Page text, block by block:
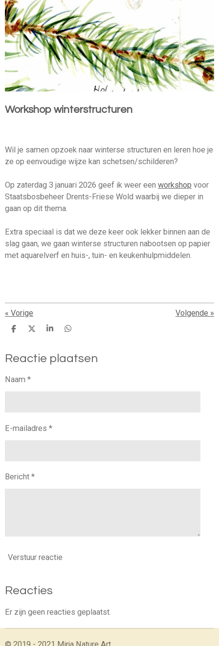
Workshop winterstructuren
Wil je samen opzoek naar winterse structuren en leren hoe je
ze op eenvoudige wijze kan schetsen/schilderen?
Op zaterdag 3 januari 2026 geef ik weer een workshop voor
Staatsbosbeheer Drents-Friese Wold waarbij we dieper in
gaan op dit thema.
Extra speciaal is dat we deze keer ook lekker binnen aan de
slag gaan, we gaan winterse structuren nabootsen op papier
met aquarelverf en huis-, tuin- en keukenhulpmiddelen.
« Vorige Volgende »
D
e
n
D
l
S
r
e
D
e
n
Reactie plaatsen
Naam *
E-mailadres *
Bericht *
Verstuur reactie
Reacties
Er zijn geen reacties geplaatst.